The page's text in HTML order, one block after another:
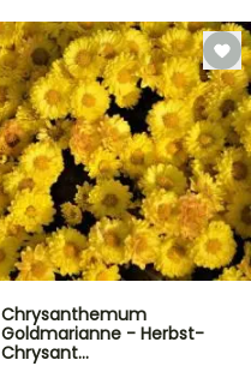
Chrysanthemum
Goldmarianne - Herbst-
Chrysant…